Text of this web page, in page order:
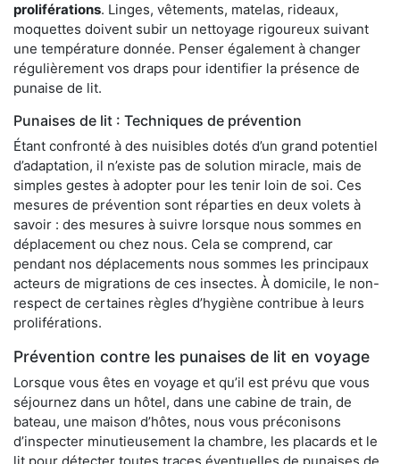
proliférations. Linges, vêtements, matelas, rideaux,
moquettes doivent subir un nettoyage rigoureux suivant
une température donnée. Penser également à changer
régulièrement vos draps pour identifier la présence de
punaise de lit.
Punaises de lit : Techniques de prévention
Étant confronté à des nuisibles dotés d’un grand potentiel
d’adaptation, il n’existe pas de solution miracle, mais de
simples gestes à adopter pour les tenir loin de soi. Ces
mesures de prévention sont réparties en deux volets à
savoir : des mesures à suivre lorsque nous sommes en
déplacement ou chez nous. Cela se comprend, car
pendant nos déplacements nous sommes les principaux
acteurs de migrations de ces insectes. À domicile, le non-
respect de certaines règles d’hygiène contribue à leurs
proliférations.
Prévention contre les punaises de lit en voyage
Lorsque vous êtes en voyage et qu’il est prévu que vous
séjournez dans un hôtel, dans une cabine de train, de
bateau, une maison d’hôtes, nous vous préconisons
d’inspecter minutieusement la chambre, les placards et le